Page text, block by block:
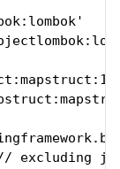
excluding